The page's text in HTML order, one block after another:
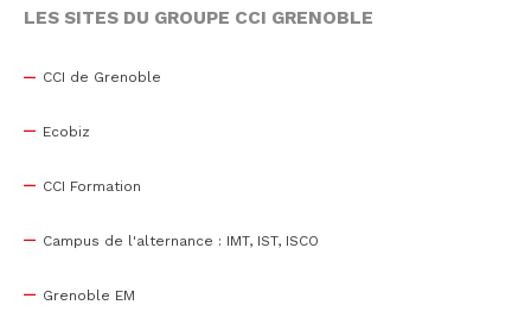
LES SITES DU GROUPE CCI GRENOBLE
CCI de Grenoble
Ecobiz
CCI Formation
Campus de l'alternance : IMT, IST, ISCO
Grenoble EM